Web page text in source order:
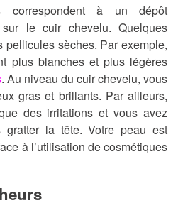
correspondent à un dépôt
le cuir chevelu. Quelques
sèches. Par exemple,
plus blanches et plus légères
. Au niveau du cuir chevelu, vous
gras et brillants. Par ailleurs,
des irritations et vous avez
gratter la tête. Votre peau est
à l’utilisation de cosmétiques